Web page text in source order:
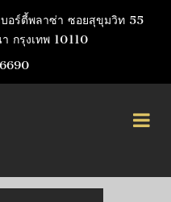
ร์ตี้พลาซ่า ซอยสุขุมวิท 55
กรุงเทพ 10110